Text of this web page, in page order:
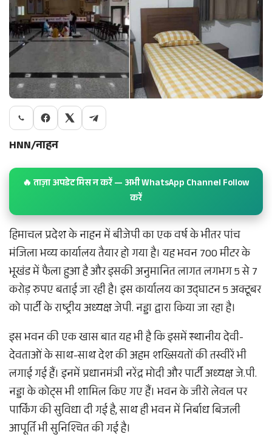
HNN/नाहन
🔥 ताज़ा अपडेट मिस न करें — अभी WhatsApp Channel Follow
करें
हिमाचल प्रदेश के नाहन में बीजेपी का एक वर्ष के भीतर पांच
मंजिला भव्य कार्यालय तैयार हो गया है। यह भवन 700 मीटर के
भूखंड में फैला हुआ है और इसकी अनुमानित लागत लगभग 5 से 7
करोड़ रुपए बताई जा रही है। इस कार्यालय का उद्घाटन 5 अक्टूबर
को पार्टी के राष्ट्रीय अध्यक्ष जेपी. नड्डा द्वारा किया जा रहा है।
इस भवन की एक खास बात यह भी है कि इसमें स्थानीय देवी-
देवताओं के साथ-साथ देश की अहम शख्सियतों की तस्वीरें भी
लगाई गई हैं। इनमें प्रधानमंत्री नरेंद्र मोदी और पार्टी अध्यक्ष जे.पी.
नड्डा के कोट्स भी शामिल किए गए हैं। भवन के जीरो लेवल पर
पार्किंग की सुविधा दी गई है, साथ ही भवन में निर्बाध बिजली
आपूर्ति भी सुनिश्चित की गई है।